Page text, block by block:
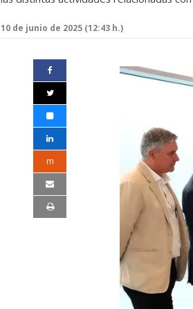
10 de junio de 2025 (12:43 h.)
m